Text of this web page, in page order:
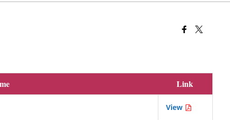
Link
View